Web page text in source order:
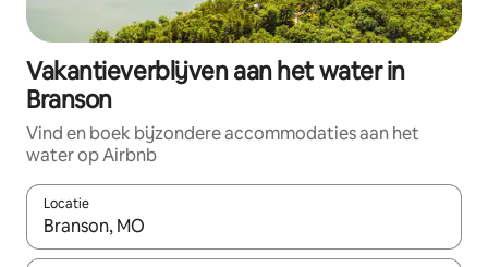
Vakantieverblijven aan het water in
Branson
Vind en boek bijzondere accommodaties aan het
water op Airbnb
Locatie
Wanneer er resultaten beschikbaar zijn, maak je een keuze